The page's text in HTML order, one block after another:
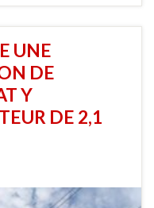
UNE
DE
Y
DE 2,1